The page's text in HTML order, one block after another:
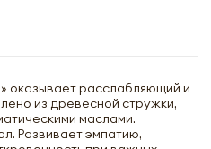
оказывает расслабляющий и
из древесной стружки,
маслами.
Развивает эмпатию,